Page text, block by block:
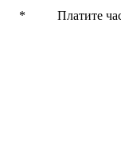
* Платите